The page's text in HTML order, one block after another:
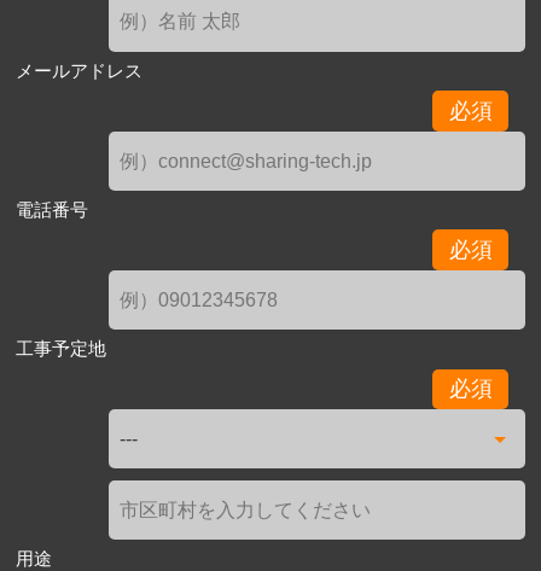
メールアドレス
必須
電話番号
必須
工事予定地
必須
用途